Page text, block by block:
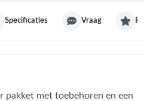
Specificaties Vraag
pakket met toebehoren en een